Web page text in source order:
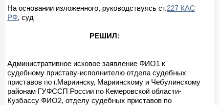
На основании изложенного, руководствуясь ст.227 КАС
РФ, суд
РЕШИЛ:
Административное исковое заявление ФИО1 к
судебному приставу-исполнителю отдела судебных
приставов по г.Мариинску, Мариинскому и Чебулинскому
районам ГУФССП России по Кемеровской области-
Кузбассу ФИО2, отделу судебных приставов по